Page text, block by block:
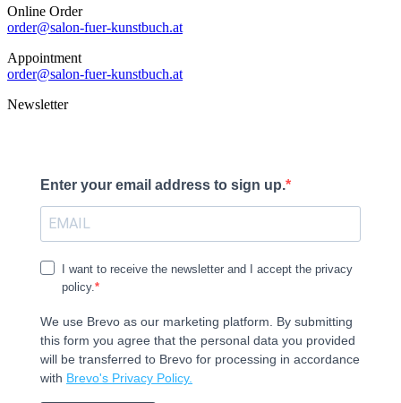
Online Order
order@salon-fuer-kunstbuch.at
Appointment
order@salon-fuer-kunstbuch.at
Newsletter
Enter your email address to sign up.
I want to receive the newsletter and I accept the privacy
policy.
We use Brevo as our marketing platform. By submitting
this form you agree that the personal data you provided
will be transferred to Brevo for processing in accordance
with Brevo's Privacy Policy.